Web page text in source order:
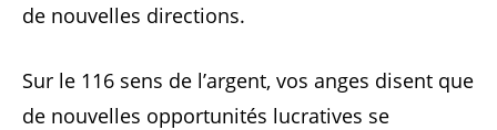
de nouvelles directions.
Sur le 116 sens de l’argent, vos anges disent que
de nouvelles opportunités lucratives se